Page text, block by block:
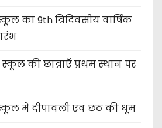
का 9th त्रिदिवसीय वार्षिक
की छात्र‌ाएँ प्रथम स्थान पर
में दीपावली एवं छठ की धूम